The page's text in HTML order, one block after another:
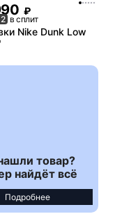
₽
в сплит
Nike Dunk Low
товар?
найдёт всё
Подробнее